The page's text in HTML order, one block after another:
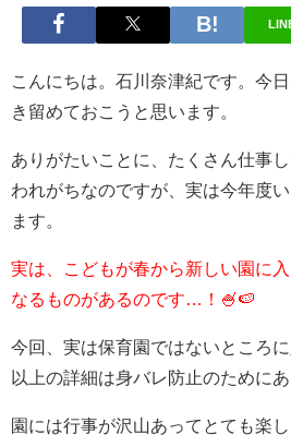
こんにちは。石川奈津紀です。今
き留めておこうと思います。
ありがたいことに、たくさん仕事
われがちなのですが、実は今年度
ます。
実は、こどもが春から新しい園に
なるものがあるのです…！🍧🍉
今回、実は保育園ではないところ
以上の詳細は身バレ防止のために
園には行事が沢山あってとても楽